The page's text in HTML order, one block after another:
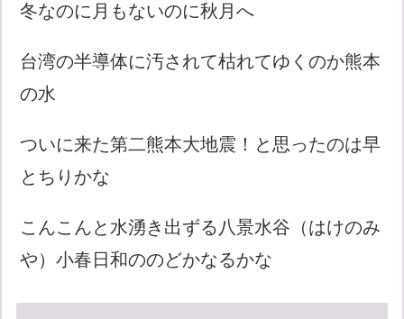
冬なのに月もないのに秋月へ
台湾の半導体に汚されて枯れてゆくのか熊本
の水
ついに来た第二熊本大地震！と思ったのは早
とちりかな
こんこんと水湧き出ずる八景水谷（はけのみ
や）小春日和ののどかなるかな